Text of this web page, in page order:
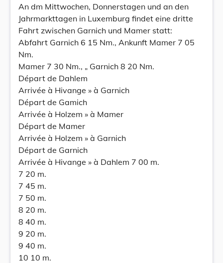
An dm Mittwochen, Donnerstagen und an den
Jahrmarkttagen in Luxemburg findet eine dritte
Fahrt zwischen Garnich und Mamer statt:
Abfahrt Garnich 6 15 Nm., Ankunft Mamer 7 05
Nm.
Mamer 7 30 Nm., „ Garnich 8 20 Nm.
Départ de Dahlem
Arrivée à Hivange » à Garnich
Départ de Gamich
Arrivée à Holzem » à Mamer
Départ de Mamer
Arrivée à Holzem » à Garnich
Départ de Garnich
Arrivée à Hivange » à Dahlem 7 00 m.
7 20 m.
7 45 m.
7 50 m.
8 20 m.
8 40 m.
9 20 m.
9 40 m.
10 10 m.